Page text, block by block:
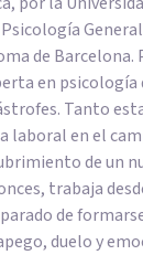
de
en psicología
Tanto
laboral en el
de un
trabaja
de
duelo y